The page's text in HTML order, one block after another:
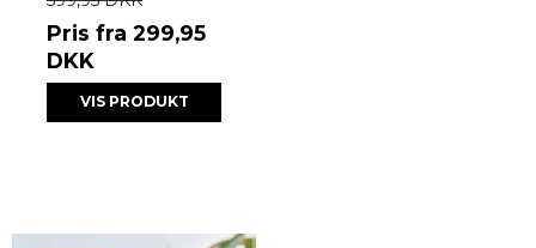
Pris fra 299,95
DKK
VIS PRODUKT